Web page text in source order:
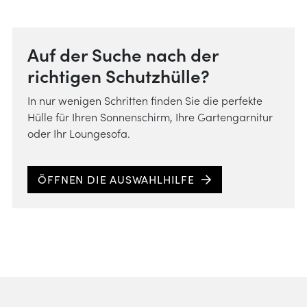
Auf der Suche nach der
richtigen Schutzhülle?
In nur wenigen Schritten finden Sie die perfekte
Hülle für Ihren Sonnenschirm, Ihre Gartengarnitur
oder Ihr Loungesofa.
ÖFFNEN DIE AUSWAHLHILFE